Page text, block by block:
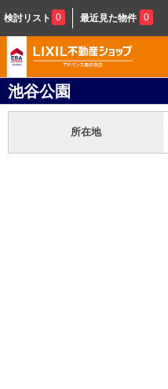
検討リスト 0 最近見た物件 0
池谷公園
所在地